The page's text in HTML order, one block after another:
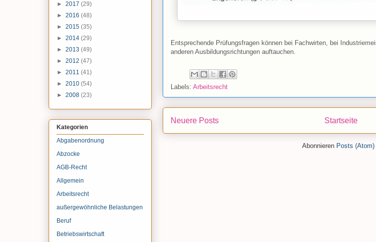
Entsprechende Prüfungsfragen können bei Fachwirten, bei
anderen Ausbildungsrichtungen auftauchen.
Labels: Arbeitsrecht
Neuere Posts Startseite
Abonnieren Posts (Atom)
► 2017 (29)
► 2016 (48)
► 2015 (35)
► 2014 (29)
► 2013 (49)
► 2012 (47)
► 2011 (41)
► 2010 (54)
► 2008 (23)
Kategorien
Abgabenordnung
Abzocke
AGB-Recht
Allgemein
Arbeitsrecht
außergewöhnliche Belastungen
Beruf
Betriebswirtschaft